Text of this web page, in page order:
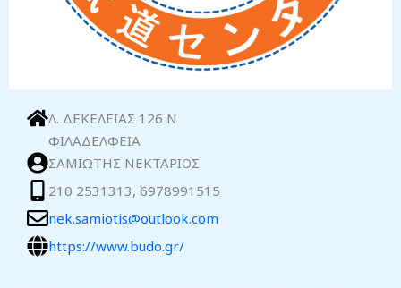
Λ. ΔΕΚΕΛΕΙΑΣ 126 Ν
ΦΙΛΑΔΕΛΦΕΙΑ
ΣΑΜΙΩΤΗΣ ΝΕΚΤΑΡΙΟΣ
210 2531313, 6978991515
nek.samiotis@outlook.com
https://www.budo.gr/